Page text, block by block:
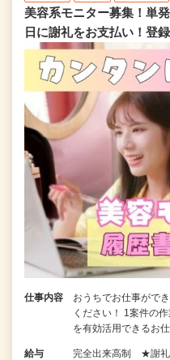
美容系モニター募集！単
日に謝礼をお支払い！登
仕事内容
おうちでお仕事がで
ください！ 1案件の
を有効活用できるお
給与
完全出来高制 ★謝礼